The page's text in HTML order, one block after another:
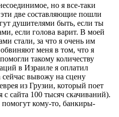
но я все-таки
две составляющие пошли
душителями быть, если ты
если голова варит. В моей
стали, за что я очень им
меня в том, что я
такому количеству
в Израиле я оплатил
вывожу на сцену
из Грузии, который поет
с сайта 100 тысяч скачиваний).
кому-то, банкиры-